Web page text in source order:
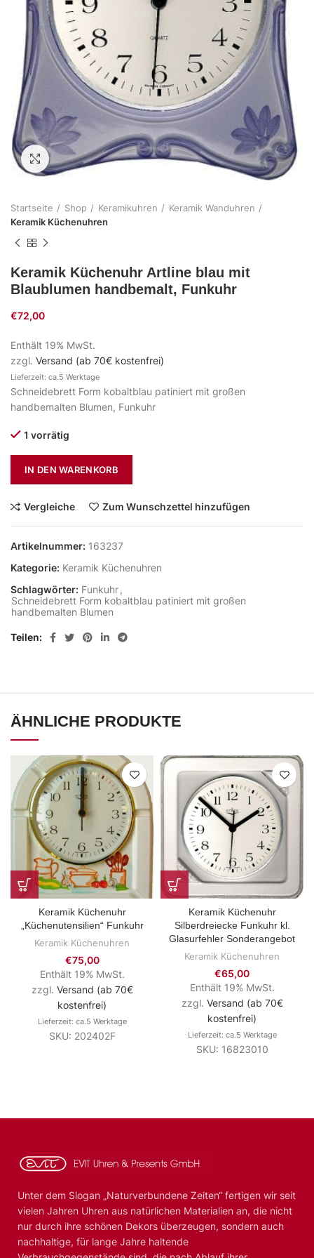
Zum Vergrößern klicken
Startseite Shop Keramikuhren
Keramik Wanduhren
Keramik Küchenuhren
Keramik Küchenuhr Artline blau mit
Blaublumen handbemalt, Funkuhr
€72,00
Enthält 19% MwSt.
zzgl. Versand (ab 70€ kostenfrei)
Lieferzeit: ca.5 Werktage
Schneidebrett Form kobaltblau patiniert mit großen
handbemalten Blumen, Funkuhr
1 vorrätig
IN DEN WARENKORB
Vergleiche Zum Wunschzettel hinzufügen
Artikelnummer: 163237
Kategorie: Keramik Küchenuhren
Schlagwörter: Funkuhr,
Schneidebrett Form kobaltblau patiniert mit großen
handbemalten Blumen
Teilen
ÄHNLICHE PRODUKTE
Keramik Küchenuhr
„Küchenutensilien“ Funkuhr
Keramik Küchenuhren
€75,00
Enthält 19% MwSt.
zzgl. Versand (ab 70€
kostenfrei)
Lieferzeit: ca.5 Werktage
SKU: 202402F
Keramik Küchenuhr
Silberdreiecke Funkuhr kl.
Glasurfehler Sonderangebot
Keramik Küchenuhren
€65,00
Enthält 19% MwSt.
zzgl. Versand (ab 70€
kostenfrei)
Lieferzeit: ca.5 Werktage
SKU: 16823010
Unter dem Slogan „Naturverbundene Zeiten“ fertigen wir seit
vielen Jahren Uhren aus natürlichen Materialien an, die nicht
nur durch ihre schönen Dekors überzeugen, sondern auch
nachhaltige, für lange Jahre haltende